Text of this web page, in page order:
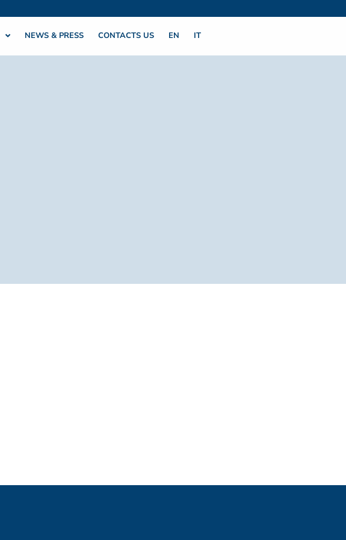
NEWS & PRESS CONTACTS US EN IT